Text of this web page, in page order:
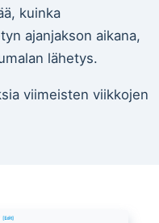
kuinka
ajanjakson aikana,
lähetys.
viimeisten viikkojen